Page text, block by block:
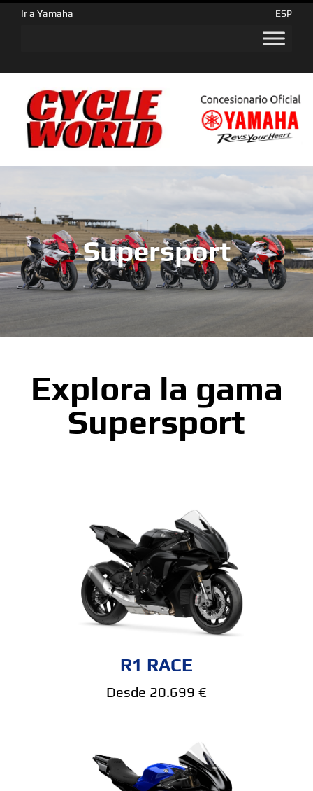
Ir a Yamaha ESP
Supersport
Explora la gama
Supersport
R1 RACE
Desde 20.699 €